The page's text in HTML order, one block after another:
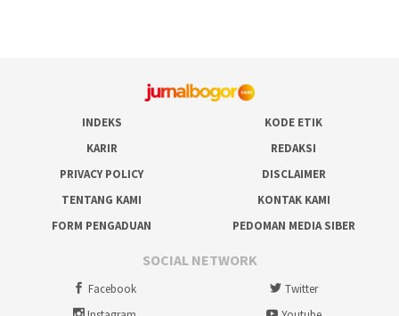
INDEKS
KODE ETIK
KARIR
REDAKSI
PRIVACY POLICY
DISCLAIMER
TENTANG KAMI
KONTAK KAMI
FORM PENGADUAN
PEDOMAN MEDIA SIBER
SOCIAL NETWORK
Facebook
Twitter